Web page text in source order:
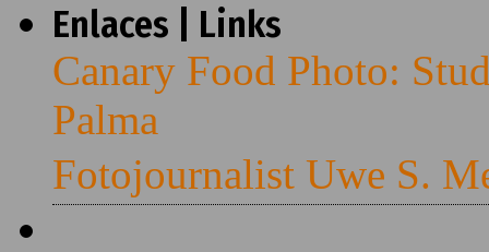
Enlaces | Links
Canary Food Photo:
Palma
Fotojournalist Uwe S.